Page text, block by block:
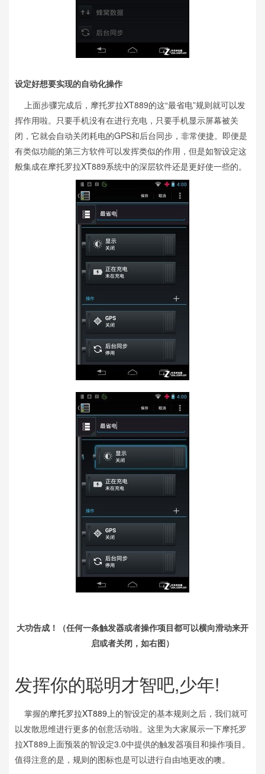
设定好想要实现的自动化操作
上面步骤完成后，摩托罗拉XT889的这“最省电”规则就可以发
挥作用啦。只要手机没有在进行充电，只要手机显示屏幕被关
闭，它就会自动关闭耗电的GPS和后台同步，非常便捷。即便是
有类似功能的第三方软件可以发挥类似的作用，但是如智设定这
般集成在摩托罗拉XT889系统中的深层软件还是更好使一些的。
大功告成！（任何一条触发器或者操作项目都可以横向滑动来开
启或者关闭，如右图）
发挥你的聪明才智吧,少年!
掌握的摩托罗拉XT889 上的智设定的基本规则之后，我们就可
以发散思维进行更多的创意活动啦。这里为大家展示一下摩托罗
拉XT889上面预装的智设定3.0中提供的触发器项目和操作项目。
值得注意的是，规则的图标也是可以进行自由地更改的噢。